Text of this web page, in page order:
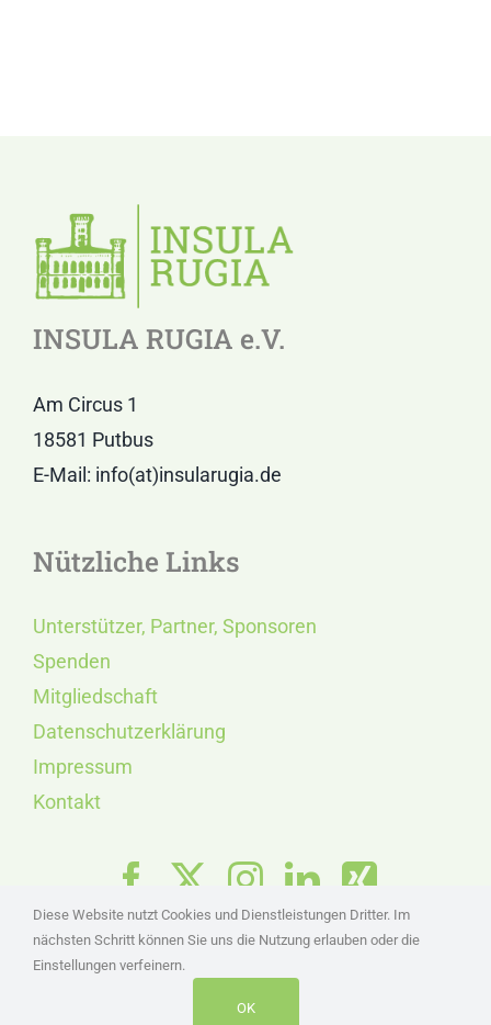
INSULA RUGIA e.V.
Am Circus 1
18581 Putbus
E-Mail: info(at)insularugia.de
Nützliche Links
Unterstützer, Partner, Sponsoren
Spenden
Mitgliedschaft
Datenschutzerklärung
Impressum
Kontakt
© Copyright 1985 - 2026 | INSULA RUGIA e.V.
Diese Website nutzt Cookies und Dienstleistungen Dritter. Im
nächsten Schritt können Sie uns die Nutzung erlauben oder die
Einstellungen verfeinern.
OK